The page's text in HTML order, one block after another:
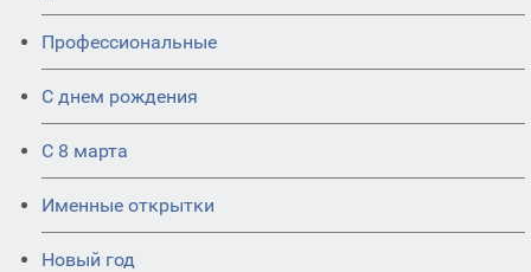
Профессиональные
С днем рождения
С 8 марта
Именные открытки
Новый год